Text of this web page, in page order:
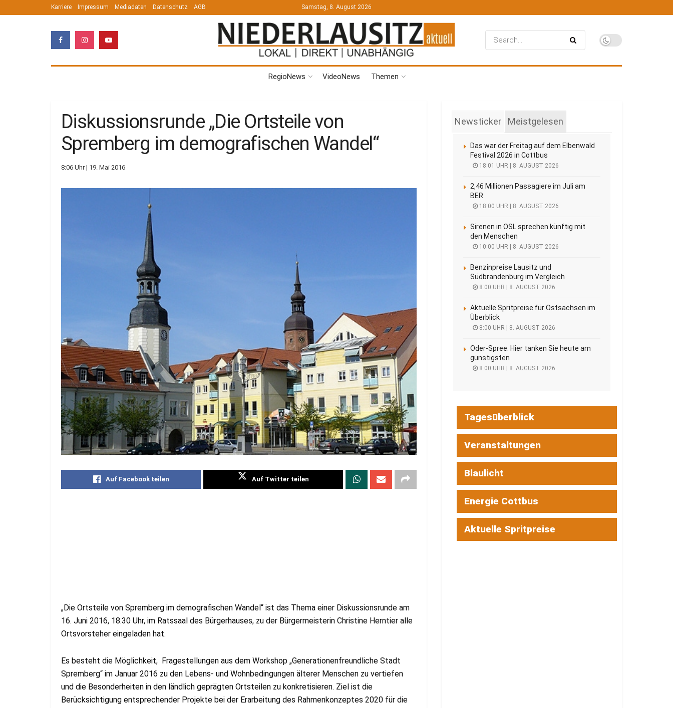
Karriere Impressum Mediadaten Datenschutz AGB Samstag, 8. August 2026
RegioNews VideoNews Themen
Diskussionsrunde „Die Ortsteile von
Spremberg im demografischen Wandel“
8:06 Uhr | 19. Mai 2016
Auf Facebook teilen Auf Twitter teilen
„Die Ortsteile von Spremberg im demografischen Wandel“ ist das Thema einer Diskussionsrunde am
16. Juni 2016, 18.30 Uhr, im Ratssaal des Bürgerhauses, zu der Bürgermeisterin Christine Herntier alle
Ortsvorsteher eingeladen hat.
Es besteht die Möglichkeit, Fragestellungen aus dem Workshop „Generationenfreundliche Stadt
Spremberg“ im Januar 2016 zu den Lebens- und Wohnbedingungen älterer Menschen zu vertiefen
und die Besonderheiten in den ländlich geprägten Ortsteilen zu konkretisieren. Ziel ist die
Berücksichtigung entsprechender Projekte bei der Erarbeitung des Rahmenkonzeptes 2020 für die
Newsticker Meistgelesen
Das war der Freitag auf dem Elbenwald
Festival 2026 in Cottbus
18:01 UHR | 8. AUGUST 2026
2,46 Millionen Passagiere im Juli am
BER
18:00 UHR | 8. AUGUST 2026
Sirenen in OSL sprechen künftig mit
den Menschen
10:00 UHR | 8. AUGUST 2026
Benzinpreise Lausitz und
Südbrandenburg im Vergleich
8:00 UHR | 8. AUGUST 2026
Aktuelle Spritpreise für Ostsachsen im
Überblick
8:00 UHR | 8. AUGUST 2026
Oder-Spree: Hier tanken Sie heute am
günstigsten
8:00 UHR | 8. AUGUST 2026
Tagesüberblick
Veranstaltungen
Blaulicht
Energie Cottbus
Aktuelle Spritpreise